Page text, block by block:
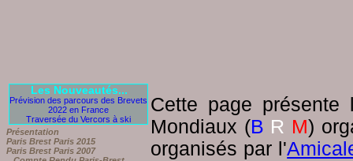
Les Nouveautés...
Prévision des parcours des Brevets
2022 en France
Traversée du Vercors à ski
Présentation
Paris Brest Paris 2015
Paris Brest Paris 2007
Cette page présente
Mondiaux (B R M)
organisés par l'